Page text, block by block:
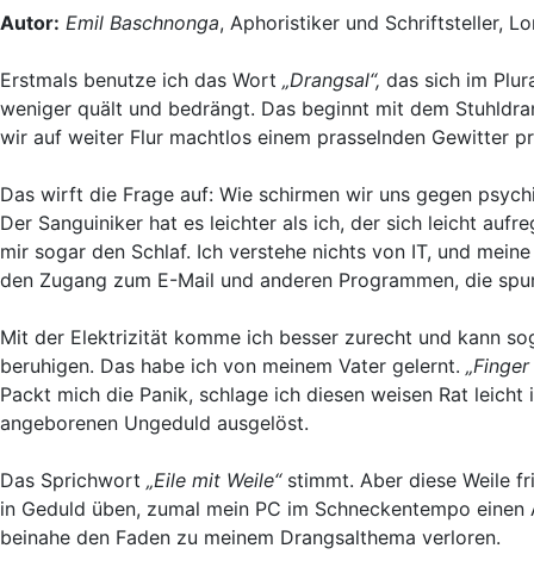
Autor: Emil Baschnonga, Aphoristiker und Schriftsteller,
Erstmals benutze ich das Wort „Drangsal“, das sich im
weniger quält und bedrängt. Das beginnt mit dem
wir auf weiter Flur machtlos einem prasselnden Gewitter
Das wirft die Frage auf: Wie schirmen wir uns gegen
Der Sanguiniker hat es leichter als ich, der sich leicht
mir sogar den Schlaf. Ich verstehe nichts von IT, und
den Zugang zum E-Mail und anderen Programmen, die
Mit der Elektrizität komme ich besser zurecht und kann
beruhigen. Das habe ich von meinem Vater gelernt.
Packt mich die Panik, schlage ich diesen weisen Rat
angeborenen Ungeduld ausgelöst.
Das Sprichwort „Eile mit Weile“ stimmt. Aber diese Weile
in Geduld üben, zumal mein PC im Schneckentempo
beinahe den Faden zu meinem Drangsalthema verloren.